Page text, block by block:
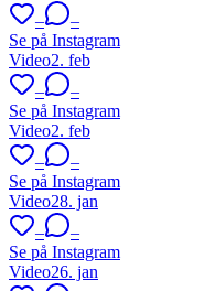
–
–
Se på Instagram
Video2. feb
–
–
Se på Instagram
Video2. feb
–
–
Se på Instagram
Video28. jan
–
–
Se på Instagram
Video26. jan